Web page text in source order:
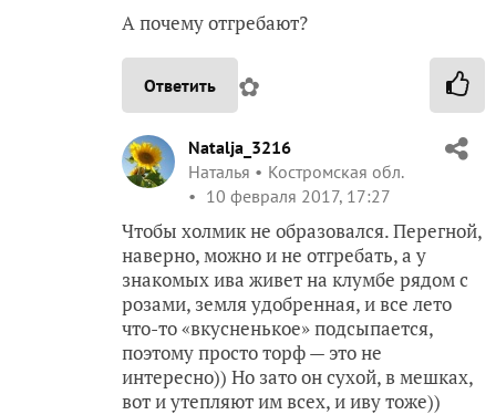
А почему отгребают?
Ответить ✿
Natalja_3216
Наталья
Костромская обл.
10 февраля 2017, 17:27
Чтобы холмик не образовался. Перегной,
наверно, можно и не отгребать, а у
знакомых ива живет на клумбе рядом с
розами, земля удобренная, и все лето
что-то «вкусненькое» подсыпается,
поэтому просто торф — это не
интересно)) Но зато он сухой, в мешках,
вот и утепляют им всех, и иву тоже))